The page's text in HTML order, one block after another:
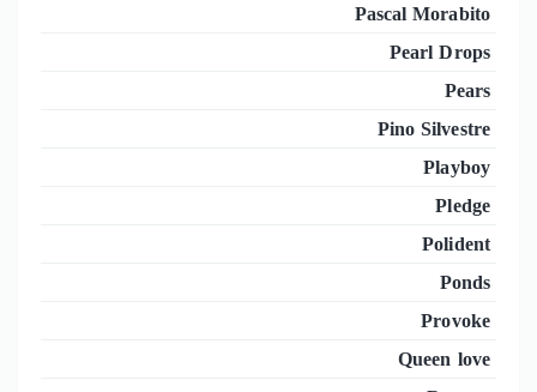
Pascal Morabito
Pearl Drops
Pears
Pino Silvestre
Playboy
Pledge
Polident
Ponds
Provoke
Queen love